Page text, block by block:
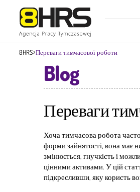
8HRS Переваги тимчасової роботи
Blog
Переваги
Хоча тимчасова робота
форми зайнятості, вона має
змінюється, гнучкість і
цінними активами. У цій
підкресливши, яку користь